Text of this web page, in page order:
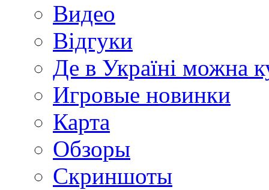
Видео
Відгуки
Де в Україні можна
Игровые новинки
Карта
Обзоры
Скриншоты